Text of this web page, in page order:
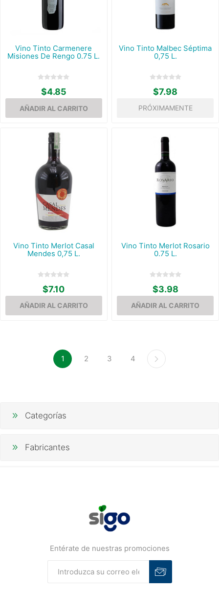
Vino Tinto Carmenere
Misiones De Rengo 0.75 L.
$4.85
Vino Tinto Malbec Séptima
0,75 L.
$7.98
PRÓXIMAMENTE
Vino Tinto Merlot Casal
Mendes 0,75 L.
$7.10
Vino Tinto Merlot Rosario
0.75 L.
$3.98
1 2 3 4
Categorías
Fabricantes
Entérate de nuestras promociones